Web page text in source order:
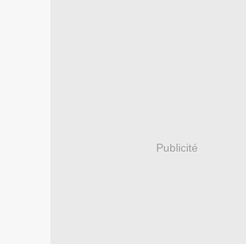
Publicité